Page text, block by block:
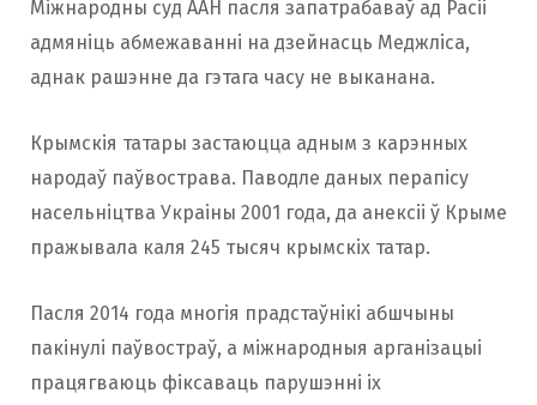
Міжнародны суд ААН пасля запатрабаваў ад Расіі
адмяніць абмежаванні на дзейнасць Меджліса,
аднак рашэнне да гэтага часу не выканана.
Крымскія татары застаюцца адным з карэнных
народаў паўвострава. Паводле даных перапісу
насельніцтва Украіны 2001 года, да анексіі ў Крыме
пражывала каля 245 тысяч крымскіх татар.
Пасля 2014 года многія прадстаўнікі абшчыны
пакінулі паўвостраў, а міжнародныя арганізацыі
працягваюць фіксаваць парушэнні іх